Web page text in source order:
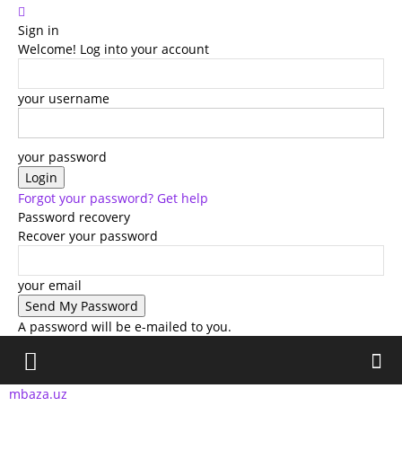
Sign in
Welcome! Log into your account
your username
your password
Forgot your password? Get help
Password recovery
Recover your password
your email
A password will be e-mailed to you.
mbaza.uz